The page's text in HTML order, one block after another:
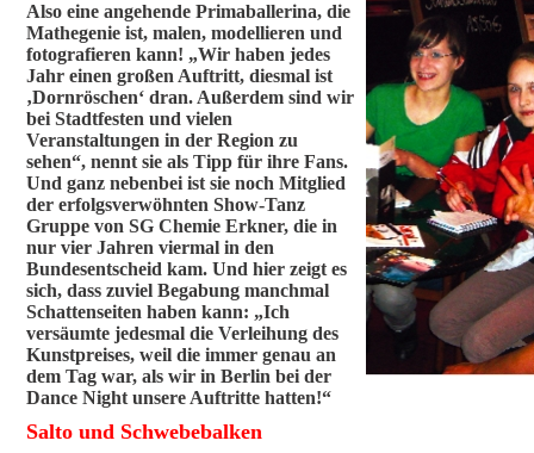
Also eine angehende Primaballerina, die
Mathegenie ist, malen, modellieren und
fotografieren kann! „Wir haben jedes
Jahr einen großen Auftritt, diesmal ist
‚Dornröschen‘ dran. Außerdem sind wir
bei Stadtfesten und vielen
Veranstaltungen in der Region zu
sehen“, nennt sie als Tipp für ihre Fans.
Und ganz nebenbei ist sie noch Mitglied
der erfolgsverwöhnten Show-Tanz
Gruppe von SG Chemie Erkner, die in
nur vier Jahren viermal in den
Bundesentscheid kam. Und hier zeigt es
sich, dass zuviel Begabung manchmal
Schattenseiten haben kann: „Ich
versäumte jedesmal die Verleihung des
Kunstpreises, weil die immer genau an
dem Tag war, als wir in Berlin bei der
Dance Night unsere Auftritte hatten!“
Salto und Schwebebalken